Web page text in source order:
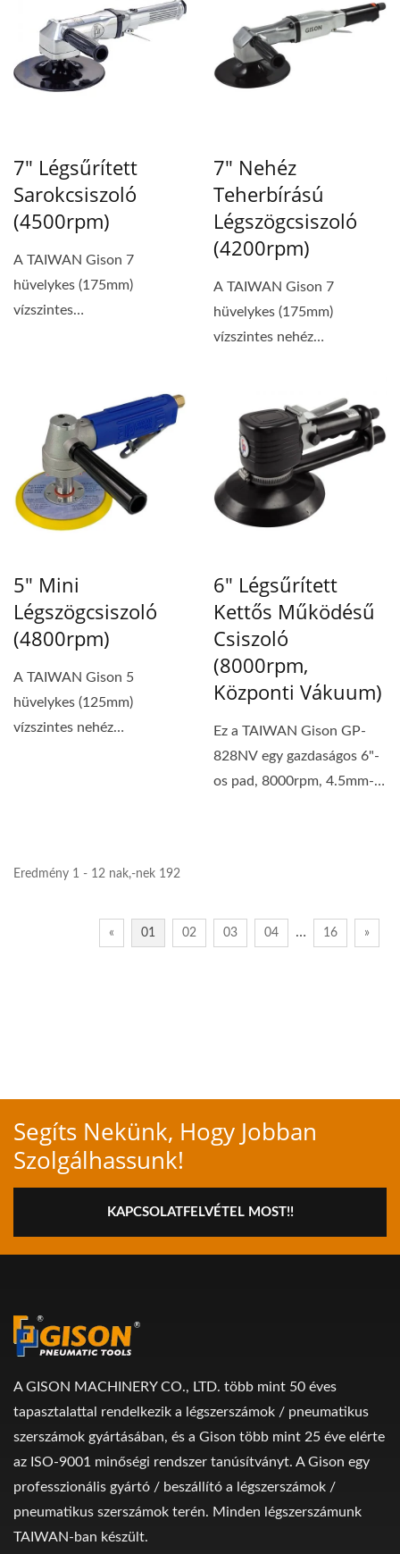
7" Légsűrített
Sarokcsiszoló
(4500rpm)
A TAIWAN Gison 7
hüvelykes (175mm)
vízszintes
7" Nehéz
Teherbírású
Légszögcsiszoló
(4200rpm)
A TAIWAN Gison 7
hüvelykes (175mm)
vízszintes nehéz
5" Mini
Légszögcsiszoló
(4800rpm)
A TAIWAN Gison 5
hüvelykes (125mm)
vízszintes nehéz
6" Légsűrített
Kettős Működésű
Csiszoló
(8000rpm,
Központi Vákuum)
Ez a TAIWAN Gison GP-
828NV egy gazdaságos 6"-
os pad, 8000rpm, 4.5mm-
Eredmény 1 - 12 nak,-nek 192
« 01 02 03 04 … 16 »
Segíts Nekünk, Hogy Jobban
Szolgálhassunk!
KAPCSOLATFELVÉTEL MOST!!
A GISON MACHINERY CO., LTD. több mint 50 éves
tapasztalattal rendelkezik a légszerszámok / pneumatikus
szerszámok gyártásában, és a Gison több mint 25 éve elérte
az ISO-9001 minőségi rendszer tanúsítványt. A Gison egy
professzionális gyártó / beszállító a légszerszámok /
pneumatikus szerszámok terén. Minden légszerszámunk
TAIWAN-ban készült.